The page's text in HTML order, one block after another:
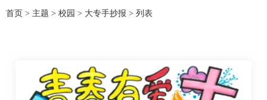
首页 > 主题 > 校园 > 大专手抄报 > 列表